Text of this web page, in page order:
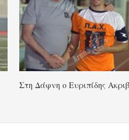
Στη Δάφνη ο Ευριπίδης